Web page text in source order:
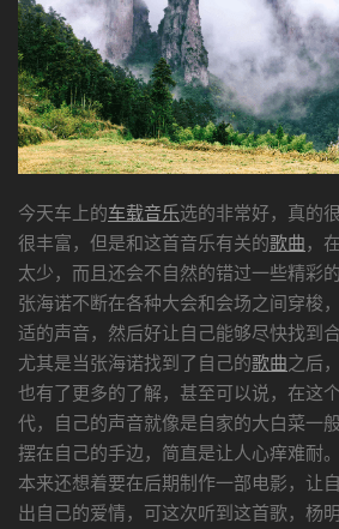
今天车上的车载音乐选的非常好，真的
很丰富，但是和这首音乐有关的歌曲 ，
太少，而且还会不自然的错过一些精彩的
张海诺不断在各种大会和会场之间穿梭
适的声音，然后好让自己能够尽快找到合
尤其是当张海诺找到了自己的歌曲之后
也有了更多的了解，甚至可以说，在这
代，自己的声音就像是自家的大白菜一
摆在自己的手边，简直是让人心痒难耐。
本来还想着要在后期制作一部电影，让
出自己的爱情，可这次听到这首歌，杨